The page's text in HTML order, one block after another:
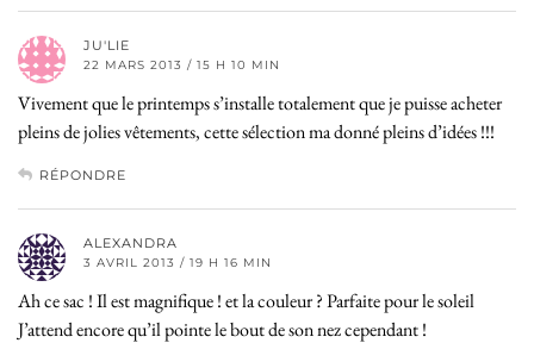
JU'LIE
22 MARS 2013 / 15 H 10 MIN
Vivement que le printemps s’installe totalement que je puisse acheter
pleins de jolies vêtements, cette sélection ma donné pleins d’idées !!!
RÉPONDRE
ALEXANDRA
3 AVRIL 2013 / 19 H 16 MIN
Ah ce sac ! Il est magnifique ! et la couleur ? Parfaite pour le soleil
J’attend encore qu’il pointe le bout de son nez cependant !